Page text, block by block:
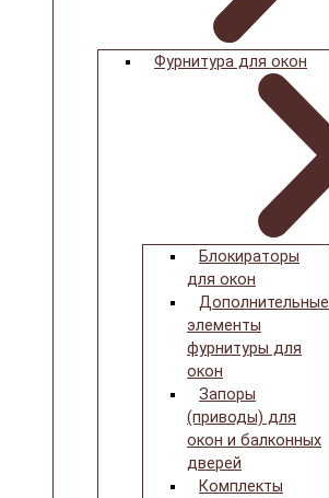
Фурнитура для окон
Блокираторы
для окон
Дополнительные
элементы
фурнитуры для
окон
Запоры
(приводы) для
окон и балконных
дверей
Комплекты